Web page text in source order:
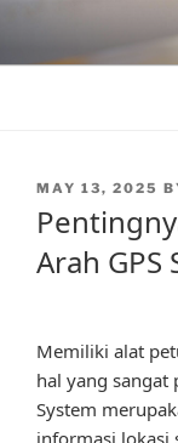
content
POSTED
MAY 13, 2025
Arah
Memiliki alat
hal yang sangat
System